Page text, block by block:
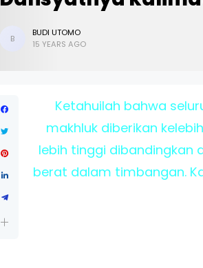
B
BUDI UTOMO
15 YEARS AGO
Ketahuilah bahwa
makhluk diberikan
lebih tinggi dibandingkan
berat dalam timbangan.